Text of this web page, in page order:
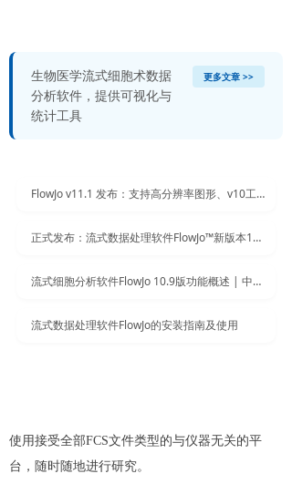
生物医学流式细胞术数据
分析软件，提供可视化与
统计工具
更多文章 >>
FlowJo v11.1 发布：支持高分辨率图形、v10工作区导入与多项性能优化
正式发布：流式数据处理软件FlowJo™新版本10.10
流式细胞分析软件FlowJo 10.9版功能概述 | 中文基础教程下载
流式数据处理软件FlowJo的安装指南及使用
使用接受全部FCS文件类型的与仪器无关的平
台，随时随地进行研究。